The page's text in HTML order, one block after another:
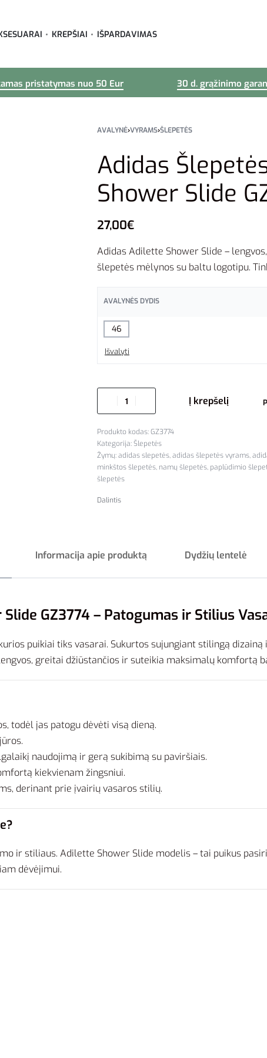
KREPŠIAI IŠPARDAVIMAS
pristatymas nuo 50 Eur 30 d. grąžinimo
AVALYNĖ›VYRAMS›ŠLEPETĖS
Adidas
Shower Slide
27,00€
Adidas Adilette Shower Slide –
šlepetės mėlynos su baltu logotipu.
AVALYNĖS DYDIS
46
Išvalyti
Į krepšelį
GZ3774
Kategorija:Šlepetės
Žymų:adidas slepetės,adidas šlepetės vyrams,
minkštos šlepetės, namų šlepetės, paplūdimio
šlepetės
Dalintis
Informacija apie produktą Dydžių lentelė
GZ3774 – Patogumas ir Stilius
puikiai tiks vasarai. Sukurtos sujungiant stilingą
greitai džiūstančios ir suteikia maksimalų komfortą
todėl jas patogu dėvėti visą dieną.
naudojimą ir gerą sukibimą su paviršiais.
kiekvienam žingsniui.
derinant prie įvairių vasaros stilių.
ir stiliaus. Adilette Shower Slide modelis – tai puikus
dėvėjimui.